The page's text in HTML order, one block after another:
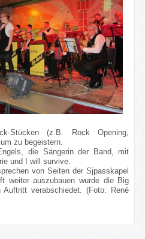
Stücken (z.B. Rock Opening,
zu begeistern.
die Sängerin der Band, mit
und I will survive.
von Seiten der Sjpasskapel
weiter auszubauen wurde die Big
Auftritt verabschiedet. (Foto: René